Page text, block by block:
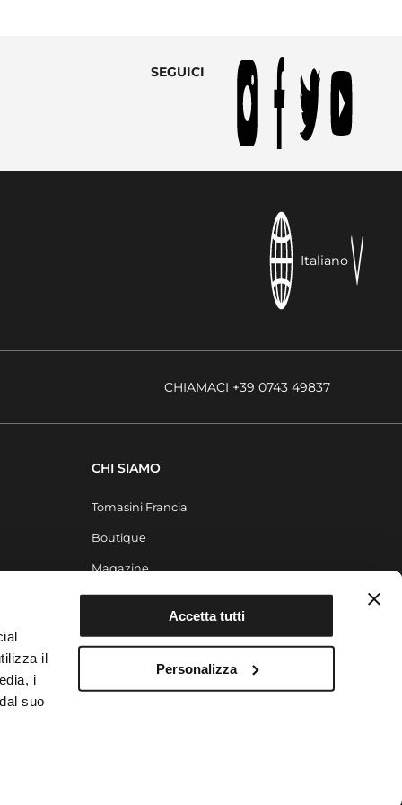
il
i
suo
Accetta tutti
Personalizza
SEGUICI
Italiano
CHIAMACI +39 0743 49837
CHI SIAMO
Tomasini Francia
Boutique
Magazine
Contatti